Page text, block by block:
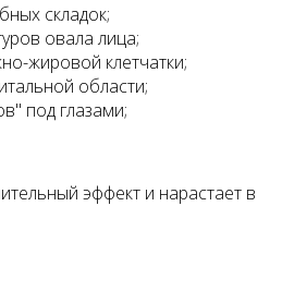
складок;
овала лица;
жировой клетчатки;
области;
под глазами;
эффект и нарастает в